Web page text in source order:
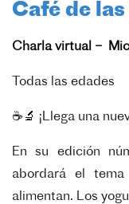
Café de
Charla virtual –
Todas las edades
☕🔬 ¡Llega una
En su edición
abordará el
alimentan. Los